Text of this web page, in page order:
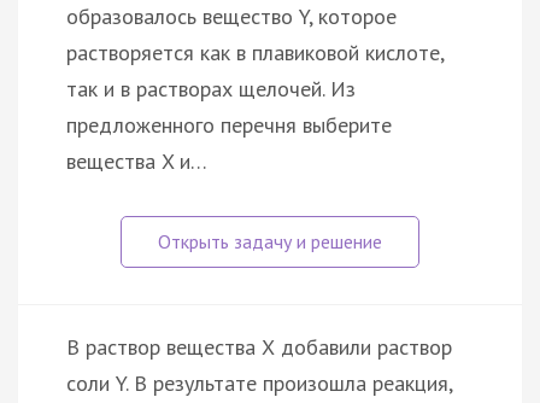
образовалось вещество Y, которое
растворяется как в плавиковой кислоте,
так и в растворах щелочей. Из
предложенного перечня выберите
вещества X и…
В раствор вещества Х добавили раствор
соли Y. В результате произошла реакция,